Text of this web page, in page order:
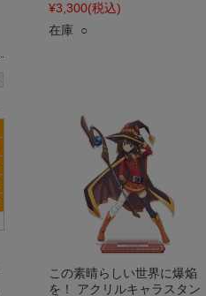
¥3,300(税込)
在庫 ○
この素晴らしい世界に爆焔
を！ アクリルキャラスタン